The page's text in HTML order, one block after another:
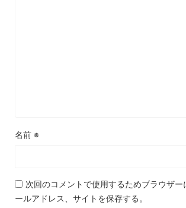
名前 ※
次回のコメントで使用するためブラウザー
ールアドレス、サイトを保存する。